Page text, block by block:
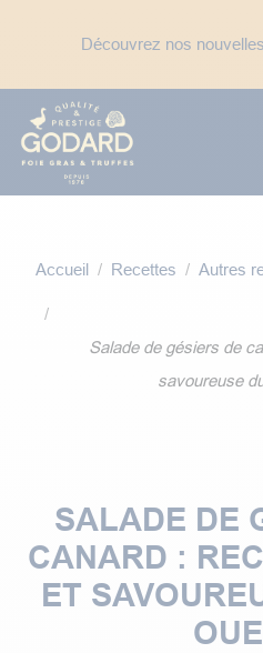
Découvrez nos
☀️ En période de fortes chaleurs :
uniquement
transport trop long
Accueil Recettes Autres
Salade de gésiers de
savoureuse
SALADE DE
CANARD :
ET